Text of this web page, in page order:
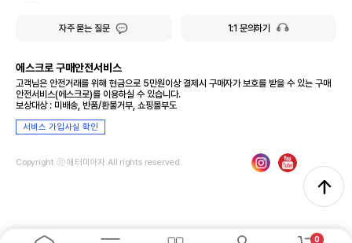
0
자주 묻는 질문 1:1 문의하기
에스크로 구매안전서비스
고객님은 안전거래를 위해 현금으로 5만원이상 결제시 구매자가 보호를 받을 수 있는 구매
안전서비스(에스크로)를 이용하실 수 있습니다.
보상대상 : 미배송, 반품/환불거부, 쇼핑몰부도
서비스 가입사실 확인
Copyright ⓒ 애터미아자 All rights reserved.